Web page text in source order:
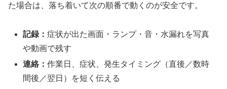
た場合は、落ち着いて次の順番で動くのが安全です。
記録：症状が出た画面・ランプ・音・水漏れを写真
や動画で残す
連絡：作業日、症状、発生タイミング（直後／数時
間後／翌日）を短く伝える